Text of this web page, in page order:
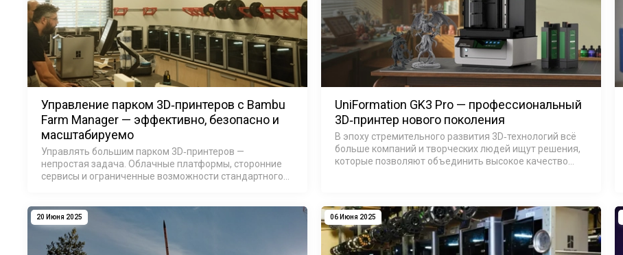
Управление парком 3D‑принтеров с Bambu
Farm Manager — эффективно, безопасно и
масштабируемо
Управлять большим парком 3D‑принтеров —
непростая задача. Облачные платформы, сторонние
сервисы и ограниченные возможности стандартного
UniFormation GK3 Pro — профессиональный
3D‑принтер нового поколения
В эпоху стремительного развития 3D‑технологий всё
больше компаний и творческих людей ищут решения,
которые позволяют объединить высокое качество
20 Июня 2025 06 Июня 2025